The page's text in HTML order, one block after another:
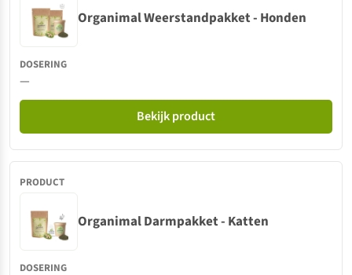
Organimal Weerstandpakket - Honden
—
Bekijk product
Organimal Darmpakket - Katten